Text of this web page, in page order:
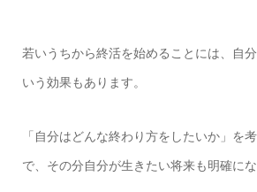
若いうちから終活を始めることには、自
いう効果もあります。
「自分はどんな終わり方をしたいか」を
で、その分自分が生きたい将来も明確にな